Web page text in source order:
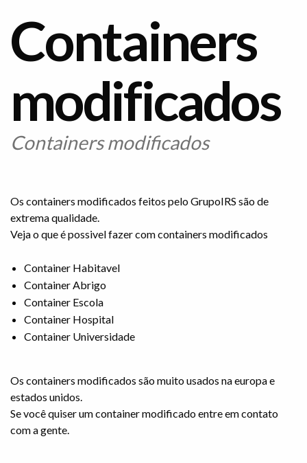
Containers
modificados
Containers modificados
Os containers modificados feitos pelo GrupoIRS são de
extrema qualidade.
Veja o que é possivel fazer com containers modificados
Container Habitavel
Container Abrigo
Container Escola
Container Hospital
Container Universidade
Os containers modificados são muito usados na europa e
estados unidos.
Se você quiser um container modificado entre em contato
com a gente.